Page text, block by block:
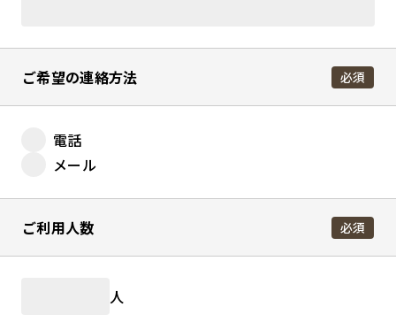
ご希望の連絡方法 必須
電話
メール
ご利用人数 必須
人